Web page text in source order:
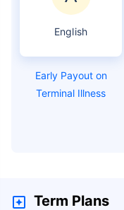
English
Early Payout on
Terminal Illness
Term Plans